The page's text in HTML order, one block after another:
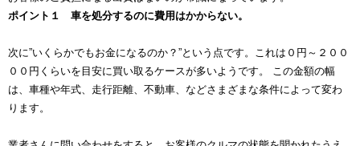
ポイント１ 車を処分するのに費用はかからない。
次に”いくらかでもお金になるのか？”という点です。これは０円～２００
００円くらいを目安に買い取るケースが多いようです。 この金額の幅
は、車種や年式、走行距離、不動車、などさまざまな条件によって変わ
ります。